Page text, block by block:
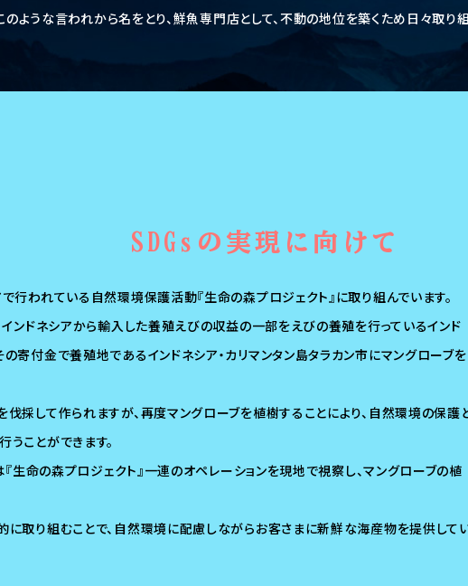
のような言われから名をとり、鮮魚専門店として、不動の地位を築くため日々取り
SDGsの実現に向けて
行われている自然環境保護活動『生命の森プロジェクト』に取り組んでいます。
インドネシアから輸入した養殖えびの収益の一部をえびの養殖を行っているインド
寄付金で養殖地であるインドネシア・カリマンタン島タラカン市にマングローブを
採して作られますが、再度マングローブを植樹することにより、自然環境の保護
ことができます。
生命の森プロジェクト』一連のオペレーションを現地で視察し、マングローブの植
に取り組むことで、自然環境に配慮しながらお客さまに新鮮な海産物を提供して